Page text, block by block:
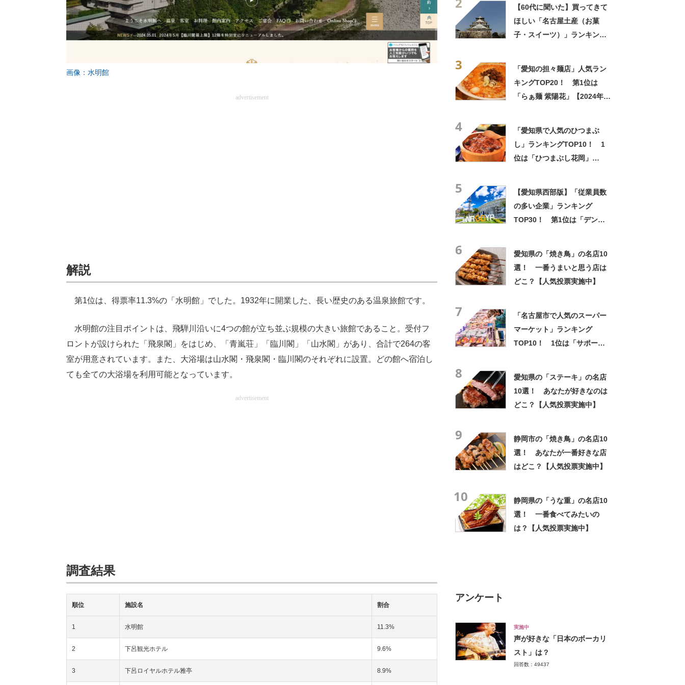
画像：水明館
advertisement
解説
第1位は、得票率11.3%の「水明館」でした。1932年に開業した、長い歴史のある温泉旅館です。
水明館の注目ポイントは、飛騨川沿いに4つの館が立ち並ぶ規模の大きい旅館であること。受付フ
ロントが設けられた「飛泉閣」をはじめ、「青嵐荘」「臨川閣」「山水閣」があり、合計で264の客
室が用意されています。また、大浴場は山水閣・飛泉閣・臨川閣のそれぞれに設置。どの館へ宿泊し
ても全ての大浴場を利用可能となっています。
advertisement
調査結果
順位 施設名 割合
1 水明館 11.3%
2 下呂観光ホテル 9.6%
3 下呂ロイヤルホテル雅亭 8.9%
【60代に聞いた】買ってきて
ほしい「名古屋土産（お菓
子・スイーツ）」ランキング
3
「愛知の担々麺店」人気ラン
キングTOP20！ 第1位は
「らぁ麺 紫陽花」【2024年6
4
「愛知県で人気のひつまぶ
し」ランキングTOP10！ 1
位は「ひつまぶし花岡」
5
【愛知県西部版】「従業員数
の多い企業」ランキング
TOP30！ 第1位は「デンソ
6
愛知県の「焼き鳥」の名店10
選！ 一番うまいと思う店は
どこ？【人気投票実施中】
7
「名古屋市で人気のスーパー
マーケット」ランキング
TOP10！ 1位は「サポーレ
8
愛知県の「ステーキ」の名店
10選！ あなたが好きなのは
どこ？【人気投票実施中】
9
静岡市の「焼き鳥」の名店10
選！ あなたが一番好きな店
はどこ？【人気投票実施中】
10
静岡県の「うな重」の名店10
選！ 一番食べてみたいの
は？【人気投票実施中】
アンケート
実施中
声が好きな「日本のボーカリ
スト」は？
回答数：49437